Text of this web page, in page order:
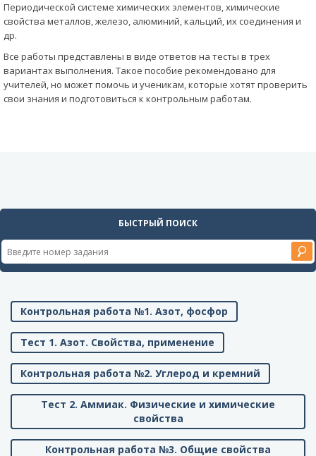
Периодической системе химических элементов, химические
свойства металлов, железо, алюминий, кальций, их соединения и
др.
Все работы представлены в виде ответов на тесты в трех
вариантах выполнения. Такое пособие рекомендовано для
учителей, но может помочь и ученикам, которые хотят проверить
свои знания и подготовиться к контрольным работам.
БЫСТРЫЙ ПОИСК
Контрольная работа №1. Азот, фосфор
Тест 1. Азот. Свойства, применение
Контрольная работа №2. Углерод и кремний
Тест 2. Аммиак. Физические и химические
свойства
Контрольная работа №3. Общие свойства